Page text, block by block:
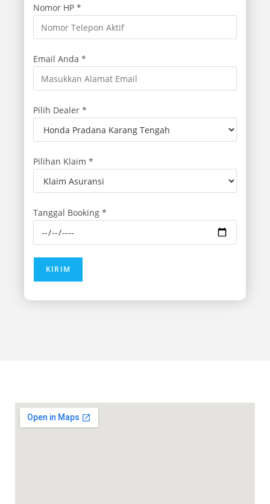
Nomor HP *
Email Anda *
Pilih Dealer *
Pilihan Klaim *
Tanggal Booking *